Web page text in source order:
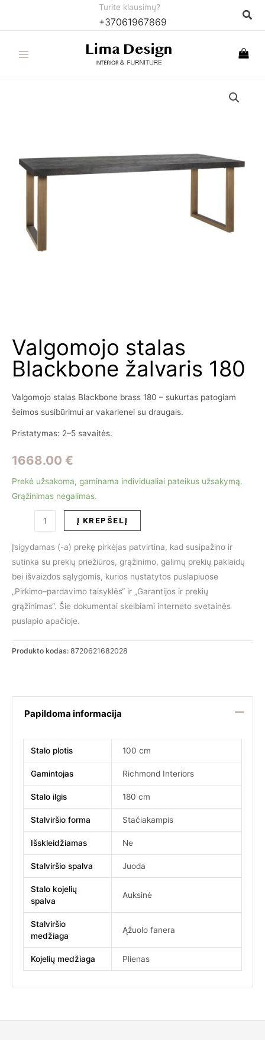
Turite klausimų?
+37061967869
Valgomojo stalas
Blackbone žalvaris 180
Valgomojo stalas Blackbone brass 180 – sukurtas patogiam
šeimos susibūrimui ar vakarienei su draugais.
Pristatymas: 2–5 savaitės.
1668.00 €
Prekė užsakoma, gaminama individualiai pateikus užsakymą.
Grąžinimas negalimas.
produkto
Valgomojo
stalas
Blackbone
žalvaris
180
Į KREPŠELĮ
Įsigydamas (-a) prekę pirkėjas patvirtina, kad susipažino ir
sutinka su prekių priežiūros, grąžinimo, galimų prekių paklaidų
bei išvaizdos sąlygomis, kurios nustatytos puslapiuose
„Pirkimo–pardavimo taisyklės“ ir „Garantijos ir prekių
grąžinimas“. Šie dokumentai skelbiami interneto svetainės
puslapio apačioje.
Produkto kodas: 8720621682028
Papildoma informacija
Stalo plotis 100 cm
Gamintojas Richmond Interiors
Stalo ilgis 180 cm
Stalviršio forma Stačiakampis
Išskleidžiamas Ne
Stalviršio spalva Juoda
Stalo kojelių
spalva
Auksinė
Stalviršio
medžiaga
Ąžuolo fanera
Kojelių medžiaga Plienas